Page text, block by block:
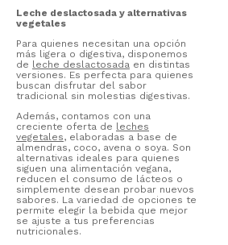
Leche deslactosada y alternativas
vegetales
Para quienes necesitan una opción
más ligera o digestiva, disponemos
de leche deslactosada en distintas
versiones. Es perfecta para quienes
buscan disfrutar del sabor
tradicional sin molestias digestivas.
Además, contamos con una
creciente oferta de leches
vegetales, elaboradas a base de
almendras, coco, avena o soya. Son
alternativas ideales para quienes
siguen una alimentación vegana,
reducen el consumo de lácteos o
simplemente desean probar nuevos
sabores. La variedad de opciones te
permite elegir la bebida que mejor
se ajuste a tus preferencias
nutricionales.